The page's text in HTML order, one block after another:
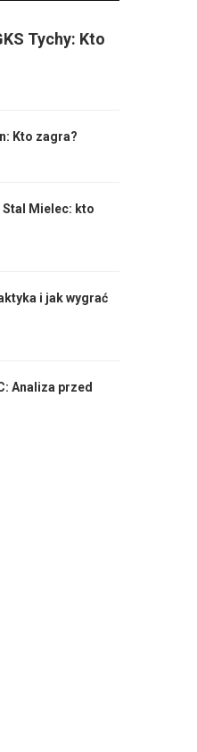
Tychy: Kto
Kto zagra?
Stal Mielec: kto
i jak wygrać
Analiza przed